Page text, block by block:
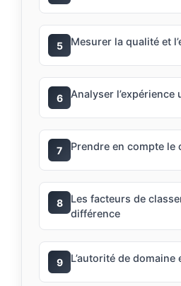
5 Mesurer la qualité et
6 Analyser l’expérience
7 Prendre en compte le
8
Les facteurs de
différence
9 L’autorité de